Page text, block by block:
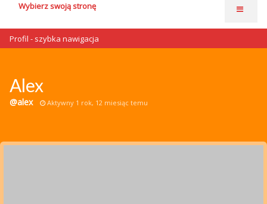
Wybierz swoją stronę
o nas
Profil - szybka nawigacja
Alex
@alex Aktywny 1 rok, 12 miesiąc temu